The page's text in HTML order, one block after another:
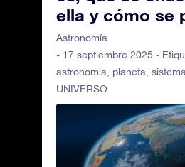
ella y cómo se
Astronomía
- 17 septiembre 2025 -
astronomia
planeta
UNIVERSO